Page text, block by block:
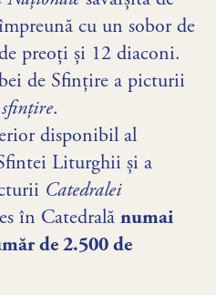
cu un sobor de
preoți și 12 diaconi.
de Sfințire a picturii
.
disponibil al
Liturghii și a
Catedralei
în Catedrală numai
de 2.500 de